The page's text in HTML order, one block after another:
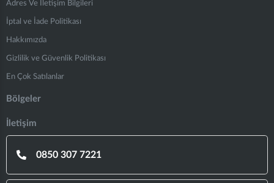
Adres Ve İletişim Bilgileri
İptal ve İade Politikası
Hakkımızda
Gizlilik ve Güvenlik Politikası
En Çok Satılanlar
Bölgeler
İletişim
0850 307 7221